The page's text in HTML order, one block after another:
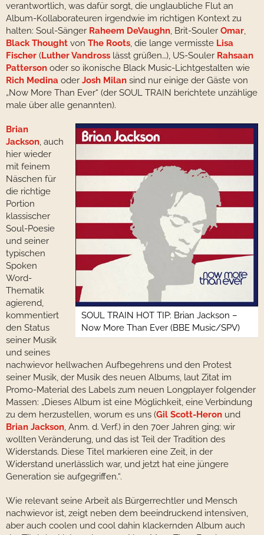
verantwortlich, was dafür sorgt, die unglaubliche Flut an
Album-Kollaborateuren irgendwie im richtigen Kontext zu
halten: Soul-Sänger Raheem DeVaughn, Brit-Souler Omar,
Black Thought von The Roots, die lange vermisste Lisa
Fischer (Luther Vandross lässt grüßen…), US-Souler Rahsaan
Patterson oder so ikonische Black Music-Lichtgestalten wie
Rich Medina oder Josh Milan sind nur einige der Gäste von
„Now More Than Ever“ (der SOUL TRAIN berichtete unzählige
male über alle genannten).
SOUL TRAIN HOT TIP: Brian Jackson –
Now More Than Ever (BBE Music/SPV)
Brian
Jackson, auch
hier wieder
mit feinem
Näschen für
die richtige
Portion
klassischer
Soul-Poesie
und seiner
typischen
Spoken
Word-
Thematik
agierend,
kommentiert
den Status
seiner Musik
und seines
nachwievor hellwachen Aufbegehrens und den Protest
seiner Musik, der Musik des neuen Albums, laut Zitat im
Promo-Material des Labels zum neuen Longplayer folgender
Massen: „Dieses Album ist eine Möglichkeit, eine Verbindung
zu dem herzustellen, worum es uns (Gil Scott-Heron und
Brian Jackson, Anm. d. Verf.) in den 70er Jahren ging; wir
wollten Veränderung, und das ist Teil der Tradition des
Widerstands. Diese Titel markieren eine Zeit, in der
Widerstand unerlässlich war, und jetzt hat eine jüngere
Generation sie aufgegriffen.“.
Wie relevant seine Arbeit als Bürgerrechtler und Mensch
nachwievor ist, zeigt neben dem beeindruckend intensiven,
aber auch coolen und cool dahin klackernden Album auch